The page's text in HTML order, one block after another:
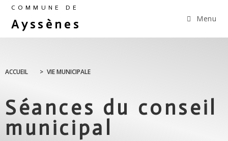
COMMUNE DE
Ayssènes Menu
ACCUEIL > VIE MUNICIPALE
Séances du conseil
municipal